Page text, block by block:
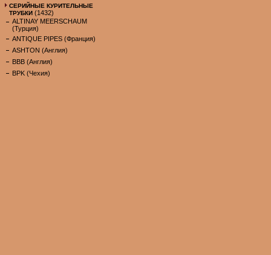
СЕРИЙНЫЕ КУРИТЕЛЬНЫЕ
ТРУБКИ (1432)
ALTINAY MEERSCHAUM
(Турция)
ANTIQUE PIPES (Франция)
ASHTON (Англия)
BBB (Англия)
BPK (Чехия)